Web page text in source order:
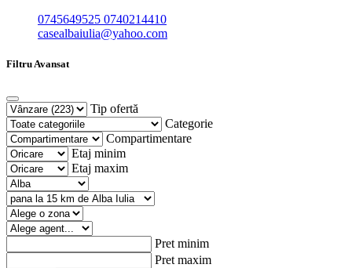
0745649525 0740214410
casealbaiulia@yahoo.com
Filtru Avansat
Tip ofertă
Categorie
Compartimentare
Etaj minim
Etaj maxim
Pret minim
Pret maxim